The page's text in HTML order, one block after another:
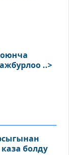
мунасага келүүгө мажбурлоо ..>
болду